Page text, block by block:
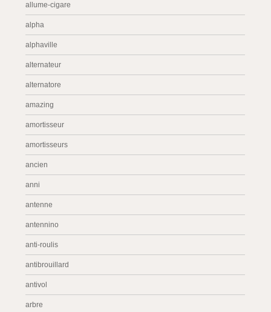
allume-cigare
alpha
alphaville
alternateur
alternatore
amazing
amortisseur
amortisseurs
ancien
anni
antenne
antennino
anti-roulis
antibrouillard
antivol
arbre